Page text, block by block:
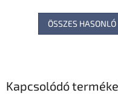
Kapcsolódó
ÖSSZES